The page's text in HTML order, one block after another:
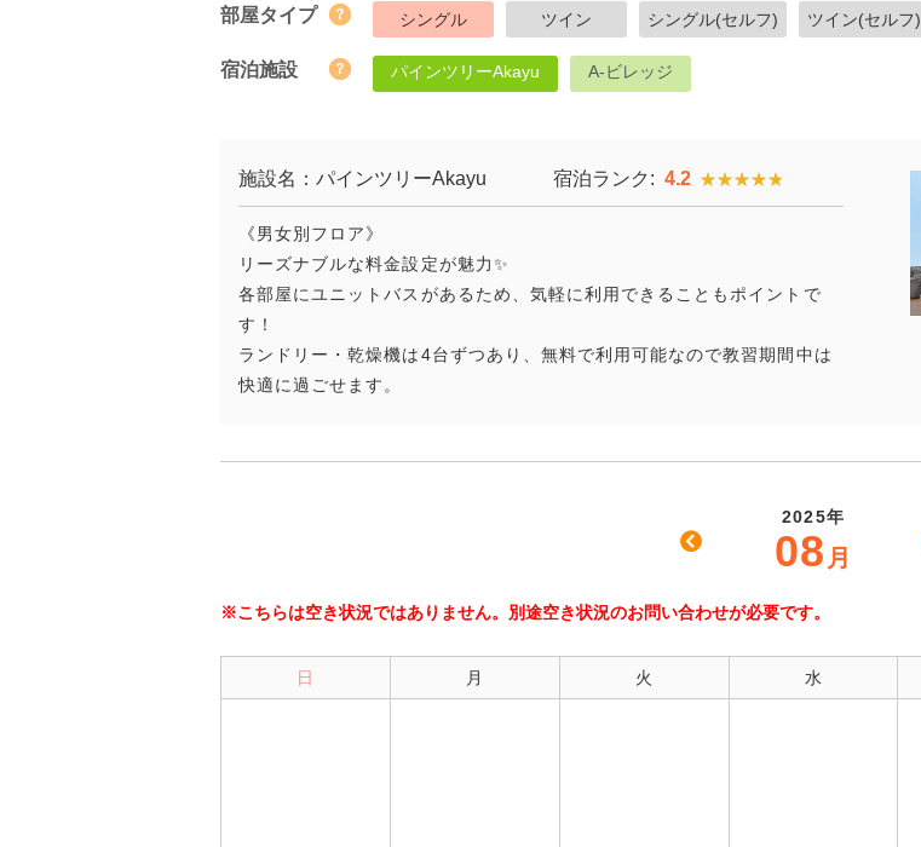
部屋タイプ シングル ツイン シングル(セルフ) ツイン(セルフ)
宿泊施設 パインツリーAkayu A-ビレッジ
施設名：パインツリーAkayu 宿泊ランク: 4.2 ★★★★★
★★★★★
《男女別フロア》
リーズナブルな料金設定が魅力✨
各部屋にユニットバスがあるため、気軽に利用できることもポイントで
す！
ランドリー・乾燥機は4台ずつあり、無料で利用可能なので教習期間中は
快適に過ごせます。
2025年
08 月
※こちらは空き状況ではありません。別途空き状況のお問い合わせが必要です。
日 月 火 水